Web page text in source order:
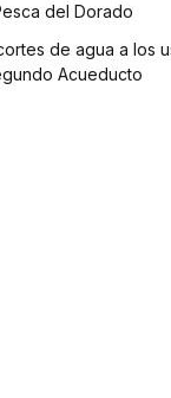
del Dorado
de agua a los
Acueducto